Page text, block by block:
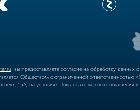
, вы предоставляете согласие на обработку
Обществом с ограниченной
15А) на условиях Пользовательского соглашения и